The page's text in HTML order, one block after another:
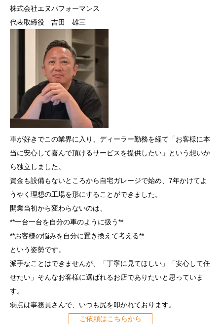
株式会社エヌパフォーマンス
代表取締役 吉田 雄三
車が好きでこの業界に入り、ディーラー勤務を経て「お客様に本
当に安心して喜んで頂けるサービスを提供したい」という想いか
ら独立しました。
資金も設備もないところから自宅ガレージで始め、7年かけてよ
うやく理想の工場を形にすることができました。
開業当初から変わらないのは、
**一台一台を自分の車のように扱う**
**お客様の悩みを自分に置き換えて考える**
という姿勢です。
派手なことはできませんが、「丁寧に見てほしい」「安心して任
せたい」そんなお客様に選ばれるお店でありたいと思っていま
す。
弱点は事務員さんで、いつも尻を叩かれております。
ご依頼はこちらから